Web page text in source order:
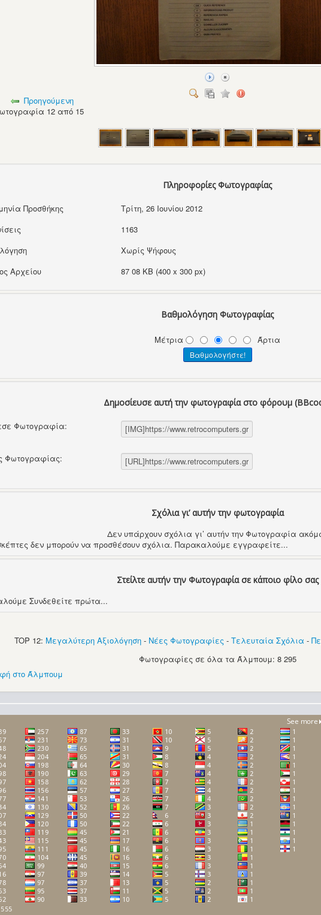
Προηγούμενη
12 από 15
Πληροφορίες Φωτογραφίας
Προσθήκης
Τρίτη, 26 Ιουνίου 2012
1163
Χωρίς Ψήφους
Αρχείου
87 08 KB (400 x 300 px)
Βαθμολόγηση Φωτογραφίας
Μέτρια Άρτια
Δημοσίευσε αυτή την φωτογραφία στο φόρουμ
Φωτογραφία:
Φωτογραφίας:
Σχόλια γι’ αυτήν την φωτογραφία
Δεν υπάρχουν σχόλια γι’ αυτήν την Φωτογραφία
δεν μπορούν να προσθέσουν σχόλια. Παρακαλούμε εγγραφείτε...
Στείλτε αυτήν την Φωτογραφία σε κάποιο φίλο σας
Συνδεθείτε πρώτα...
TOP 12: Μεγαλύτερη Αξιολόγηση- Νέες Φωτογραφίες - Τελευταία Σχόλια -
Φωτογραφίες σε όλα τα Άλμπουμ: 8 295
στο Άλμπουμ